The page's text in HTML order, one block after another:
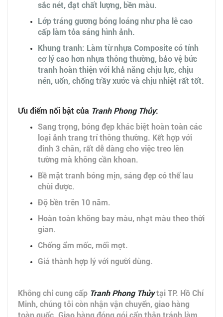
sắc nét, đạt chất lượng, bền màu.
Lớp tráng gương bóng loáng như pha lê cao
cấp làm tỏa sáng hình ảnh.
Khung tranh: Làm từ nhựa Composite có tính
cơ lý cao hơn nhựa thông thường, bảo vệ bức
tranh hoàn thiện với khả năng chịu lực, chịu
nén, uốn, chống trầy xước và chịu nhiệt rất tốt.
Ưu điểm nổi bật của Tranh Phong Thủy:
Sang trọng, bóng đẹp khác biệt hoàn toàn các
loại ảnh trang trí thông thường. Kết hợp với
đinh 3 chân, rất dễ dàng cho việc treo lên
tường mà không cần khoan.
Bề mặt tranh bóng mịn, sáng đẹp có thể lau
chùi được.
Độ bền trên 10 năm.
Hoàn toàn không bay màu, nhạt màu theo thời
gian.
Chống ẩm mốc, mối mọt.
Giá thành hợp lý với người dùng.
Không chỉ cung cấp Tranh Phong Thủy tại TP. Hồ Chí
Minh, chúng tôi còn nhận vận chuyển, giao hàng